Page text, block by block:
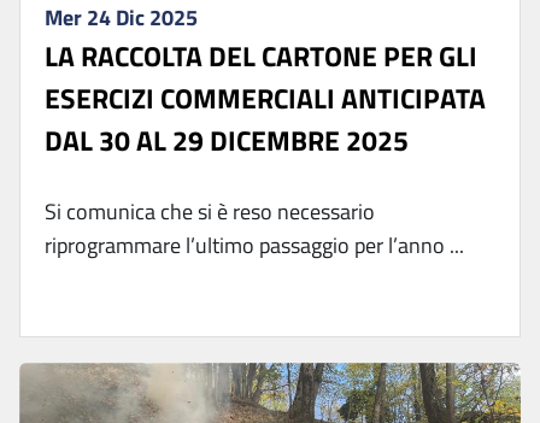
Mer 24 Dic 2025
LA RACCOLTA DEL CARTONE PER GLI
ESERCIZI COMMERCIALI ANTICIPATA
DAL 30 AL 29 DICEMBRE 2025
Si comunica che si è reso necessario
riprogrammare l’ultimo passaggio per l’anno ...